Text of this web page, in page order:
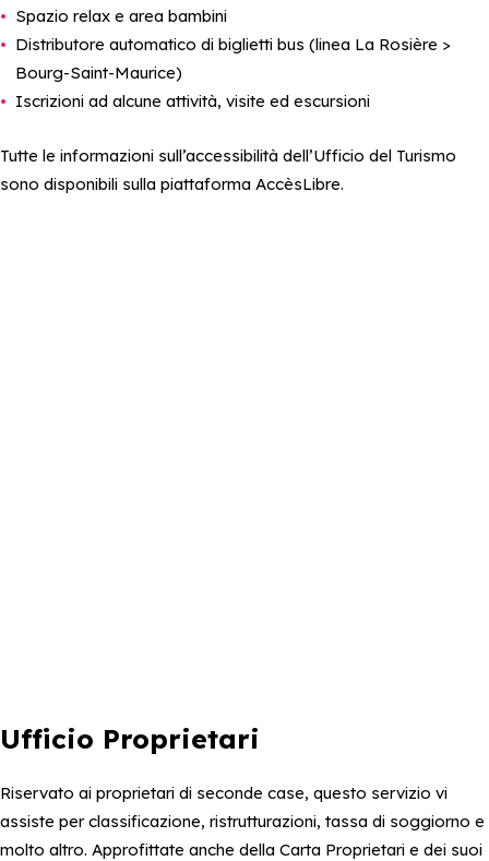
Spazio relax e area bambini
Distributore automatico di biglietti bus (linea La Rosière >
Bourg-Saint-Maurice)
Iscrizioni ad alcune attività, visite ed escursioni
Tutte le informazioni sull’accessibilità dell’Ufficio del Turismo
sono disponibili sulla piattaforma AccèsLibre.
Ufficio Proprietari
Riservato ai proprietari di seconde case, questo servizio vi
assiste per classificazione, ristrutturazioni, tassa di soggiorno e
molto altro. Approfittate anche della Carta Proprietari e dei suoi